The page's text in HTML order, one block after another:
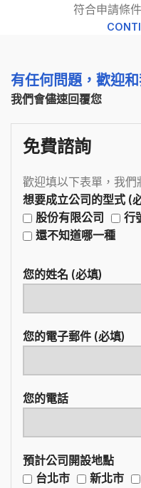
符合申請條
有任何問題，歡迎
我們會儘速回覆您
免費諮詢
歡迎填以下表單，我
想要成立公司的型式 (
股份有限公司
行
還不知道哪一種
您的姓名 (必填)
您的電子郵件 (必填)
您的電話
預計公司開設地點
台北市
新北市